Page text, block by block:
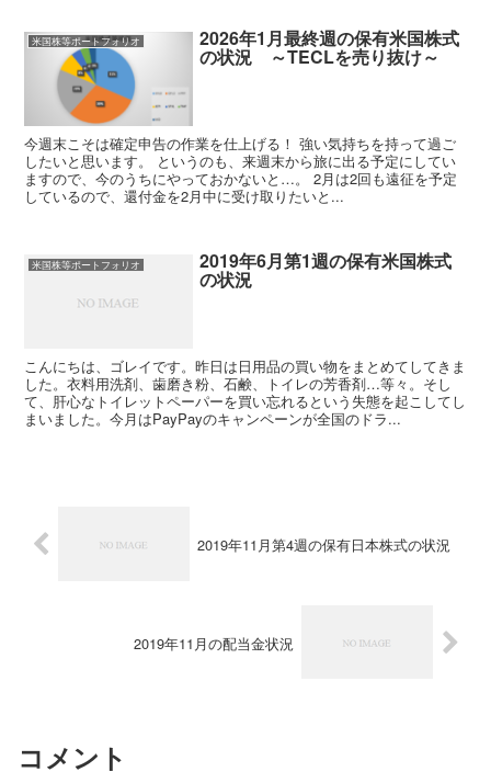
米国株等ポートフォリオ 2026年1月最終週の保有米国株式
の状況 ～TECLを売り抜け～
今週末こそは確定申告の作業を仕上げる！ 強い気持ちを持って過ご
したいと思います。 というのも、来週末から旅に出る予定にしてい
ますので、今のうちにやっておかないと…。 2月は2回も遠征を予定
しているので、還付金を2月中に受け取りたいと...
米国株等ポートフォリオ 2019年6月第1週の保有米国株式
の状況
こんにちは、ゴレイです。昨日は日用品の買い物をまとめてしてきま
した。衣料用洗剤、歯磨き粉、石鹸、トイレの芳香剤…等々。そし
て、肝心なトイレットペーパーを買い忘れるという失態を起こしてし
まいました。今月はPayPayのキャンペーンが全国のドラ...
2019年11月第4週の保有日本株式の状況
2019年11月の配当金状況
コメント